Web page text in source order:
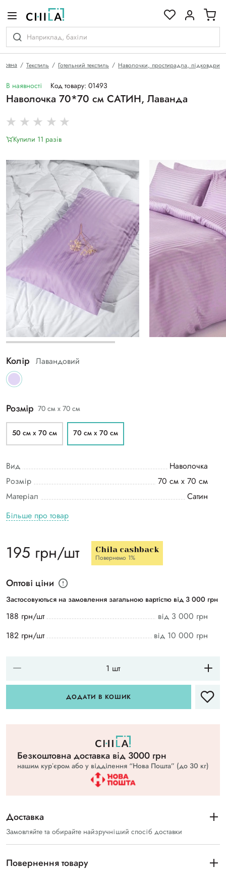
Текстиль Готельний текстиль Наволочки, простирадла, підковдри
В наявності Код товару: 01493
Наволочка 70*70 см САТИН, Лаванда
Купили 11 разiв
Колір Лавандовий
Розмір 70 см х 70 см
50 см х 70 см 70 см х 70 см
Вид
Наволочка
Розмір
70 см х 70 см
Матеріал
Сатин
Більше про товар
195 грн/шт Chila cashback
Повернемо 1%
Оптові ціни
Застосовуються на замовлення загальною вартістю від 3 000 грн
188 грн/шт
від 3 000 грн
182 грн/шт
від 10 000 грн
ДОДАТИ В КОШИК
Безкоштовна доставка вiд 3000 грн
нашим курʼєром або у відділення “Нова Пошта” (до 30 кг)
Доставка
Замовляйте та обирайте найзручніший спосіб доставки
Повернення товару
гамі